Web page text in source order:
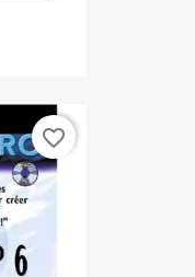
favorite_border